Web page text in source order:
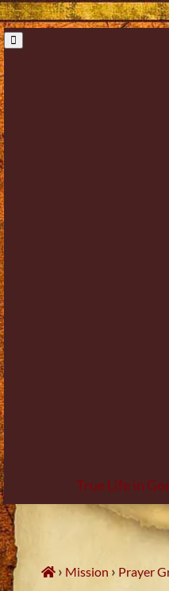
True Life in
Skip
to
content
› Mission › Prayer